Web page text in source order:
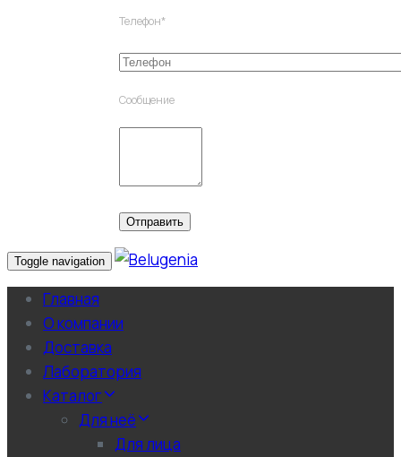
Телефон*
Сообщение
Toggle navigation
Главная
О компании
Доставка
Лаборатория
Каталог
Для неё
Для лица